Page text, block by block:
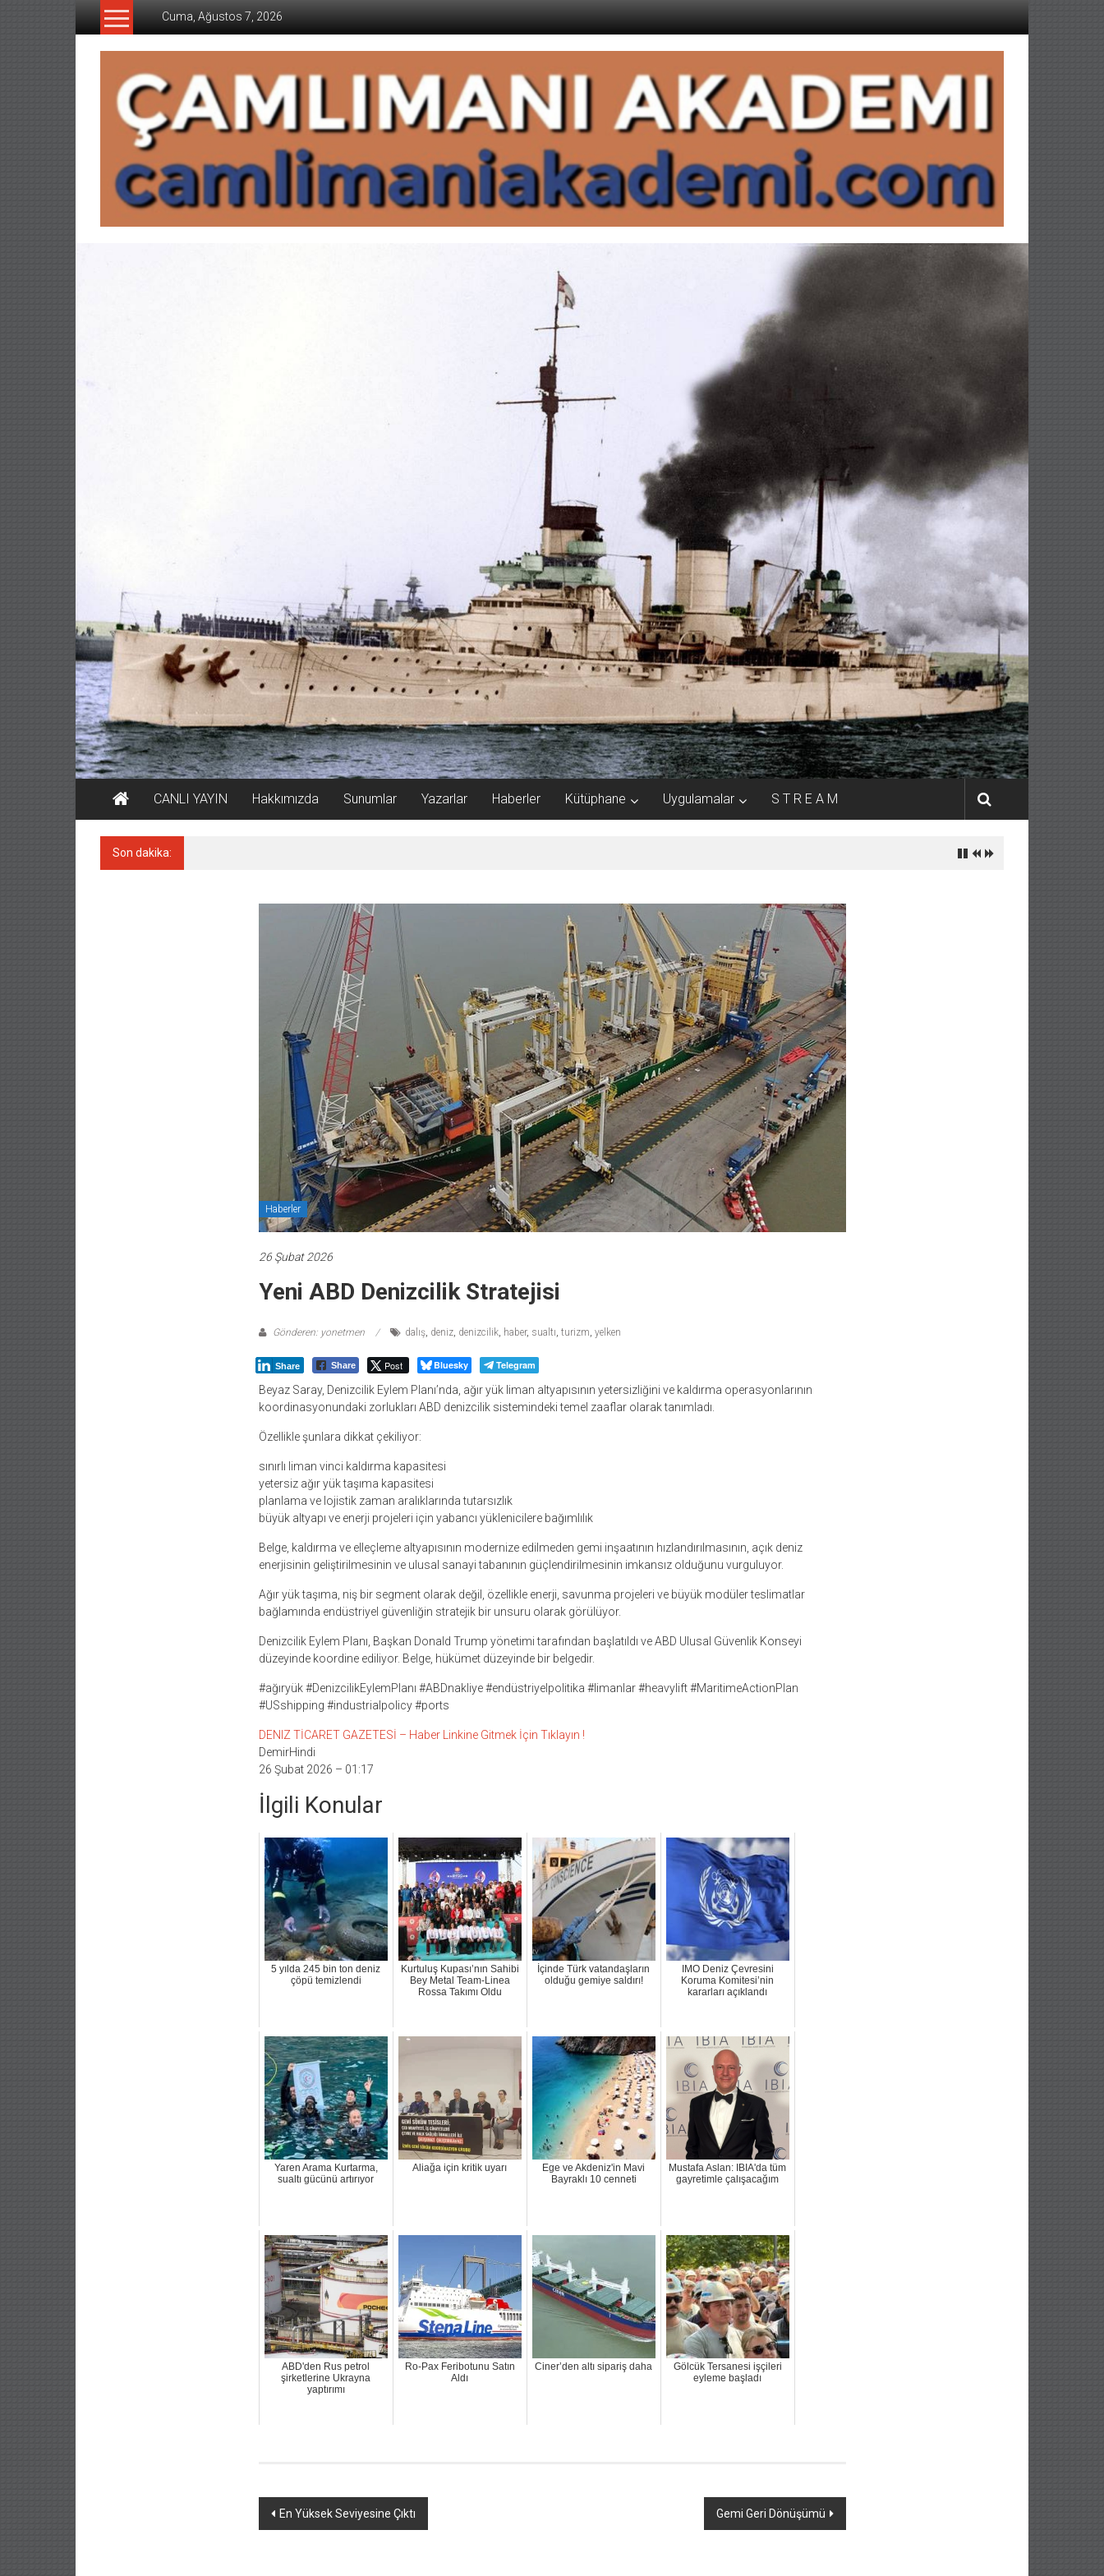
İçeriğe
Cuma, Ağustos 7, 2026
CAMLIMANI
AKADEMI
CANLI YAYIN Hakkımızda Sunumlar Yazarlar Haberler Kütüphane Uygulamalar S T R E A M
Son dakika:
Haberler
26 Şubat 2026
Yeni ABD Denizcilik Stratejisi
Gönderen: yonetmen dalış, deniz, denizcilik, haber, sualtı, turizm, yelken
Share Share Post Bluesky Telegram
Beyaz Saray, Denizcilik Eylem Planı’nda, ağır yük liman altyapısının yetersizliğini ve kaldırma operasyonlarının
koordinasyonundaki zorlukları ABD denizcilik sistemindeki temel zaaflar olarak tanımladı.
Özellikle şunlara dikkat çekiliyor:
sınırlı liman vinci kaldırma kapasitesi
yetersiz ağır yük taşıma kapasitesi
planlama ve lojistik zaman aralıklarında tutarsızlık
büyük altyapı ve enerji projeleri için yabancı yüklenicilere bağımlılık
Belge, kaldırma ve elleçleme altyapısının modernize edilmeden gemi inşaatının hızlandırılmasının, açık deniz
enerjisinin geliştirilmesinin ve ulusal sanayi tabanının güçlendirilmesinin imkansız olduğunu vurguluyor.
Ağır yük taşıma, niş bir segment olarak değil, özellikle enerji, savunma projeleri ve büyük modüler teslimatlar
bağlamında endüstriyel güvenliğin stratejik bir unsuru olarak görülüyor.
Denizcilik Eylem Planı, Başkan Donald Trump yönetimi tarafından başlatıldı ve ABD Ulusal Güvenlik Konseyi
düzeyinde koordine ediliyor. Belge, hükümet düzeyinde bir belgedir.
#ağıryük #DenizcilikEylemPlanı #ABDnakliye #endüstriyelpolitika #limanlar #heavylift #MaritimeActionPlan
#USshipping #industrialpolicy #ports
DENIZ TİCARET GAZETESİ – Haber Linkine Gitmek İçin Tıklayın !
DemirHindi
26 Şubat 2026 – 01:17
İlgili Konular
5 yılda 245 bin ton deniz
çöpü temizlendi
Kurtuluş Kupası’nın Sahibi
Bey Metal Team-Linea
Rossa Takımı Oldu
İçinde Türk vatandaşların
olduğu gemiye saldırı!
IMO Deniz Çevresini
Koruma Komitesi’nin
kararları açıklandı
Yaren Arama Kurtarma,
sualtı gücünü artırıyor
Aliağa için kritik uyarı
Ege ve Akdeniz'in Mavi
Bayraklı 10 cenneti
Mustafa Aslan: IBIA'da tüm
gayretimle çalışacağım
ABD'den Rus petrol
şirketlerine Ukrayna
yaptırımı
Ro-Pax Feribotunu Satın
Aldı
Ciner’den altı sipariş daha
Gölcük Tersanesi işçileri
eyleme başladı
Yazı
En Yüksek Seviyesine Çıktı Gemi Geri Dönüşümü